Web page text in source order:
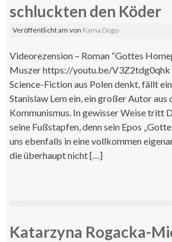
schluckten den Köder
Veröffentlicht amvon Kama Dogo
Videorezension – Roman “Gottes
Muszer https://youtu.be/V3Z2tdg0qhk
Science-Fiction aus Polen denkt, fällt
Stanislaw Lem ein, ein großer Autor aus
Kommunismus. In gewisser Weise tritt
seine Fußstapfen, denn sein Epos
uns ebenfalls in eine vollkommen
die überhaupt nicht […]
Katarzyna Rogacka-